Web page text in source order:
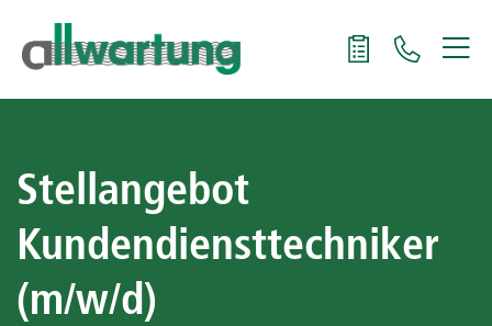
Stellangebot
Kundendiensttechniker
(m/w/d)